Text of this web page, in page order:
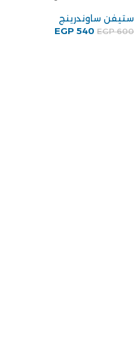
ستيفن ساوندرينج
EGP600
EGP 540